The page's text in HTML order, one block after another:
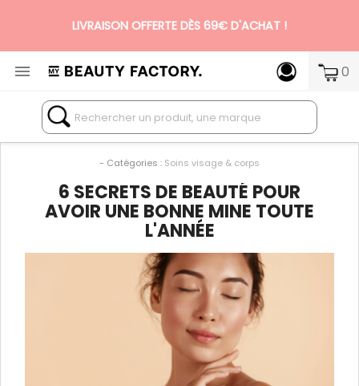
LIVRAISON OFFERTE DÈS 69€ D'ACHAT !
N°1 DES BOX BEAUTÉ PREMIUM SANS ENGAGEMENT
 0
- Catégories : Soins visage & corps
6 SECRETS DE BEAUTÉ POUR
AVOIR UNE BONNE MINE TOUTE
L'ANNÉE